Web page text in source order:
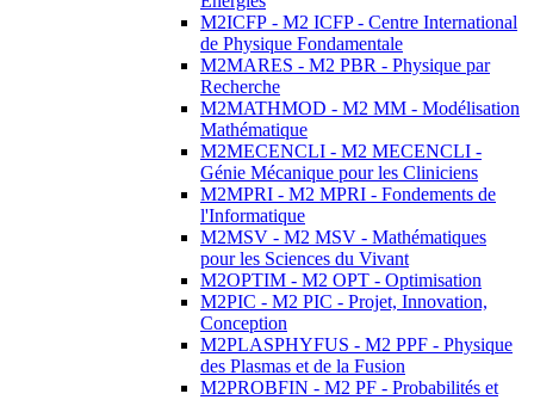
M2ICFP - M2 ICFP - Centre International
de Physique Fondamentale
M2MARES - M2 PBR - Physique par
Recherche
M2MATHMOD - M2 MM - Modélisation
Mathématique
M2MECENCLI - M2 MECENCLI -
Génie Mécanique pour les Cliniciens
M2MPRI - M2 MPRI - Fondements de
l'Informatique
M2MSV - M2 MSV - Mathématiques
pour les Sciences du Vivant
M2OPTIM - M2 OPT - Optimisation
M2PIC - M2 PIC - Projet, Innovation,
Conception
M2PLASPHYFUS - M2 PPF - Physique
des Plasmas et de la Fusion
M2PROBFIN - M2 PF - Probabilités et